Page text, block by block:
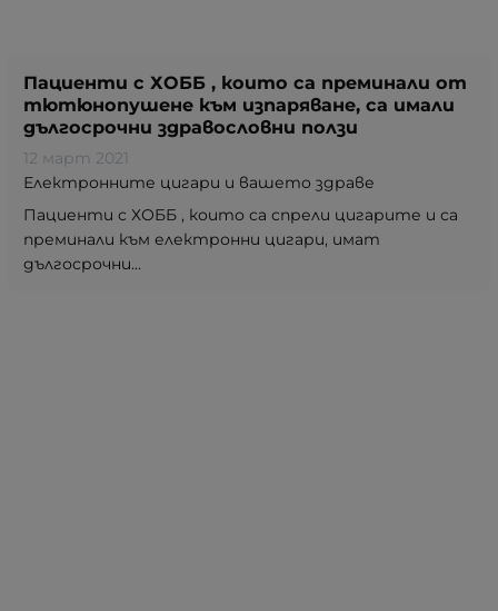
Пациенти с ХОББ , които са преминали от
тютюнопушене към изпаряване, са имали
дългосрочни здравословни ползи
12 март 2021
Електронните цигари и вашето здраве
Пациенти с ХОББ , които са спрели цигарите и са
преминали към електронни цигари, имат
дългосрочни...